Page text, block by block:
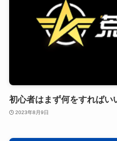
初心者はまず何をすればい
2023年8月9日